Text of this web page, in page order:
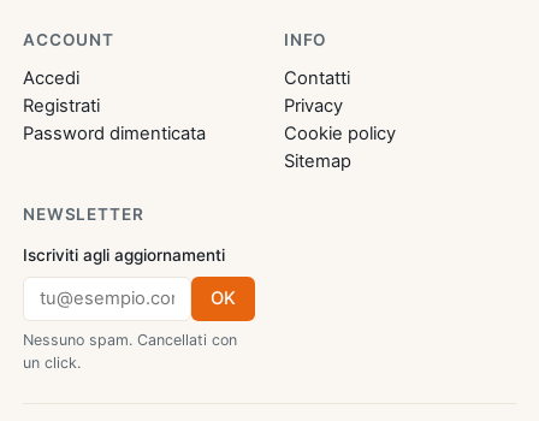
ACCOUNT
Accedi
Registrati
Password dimenticata
INFO
Contatti
Privacy
Cookie policy
Sitemap
NEWSLETTER
Iscriviti agli aggiornamenti
OK
Nessuno spam. Cancellati con
un click.